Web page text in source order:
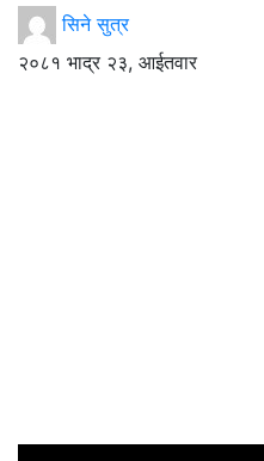
सिने सुत्र
२०८१ भाद्र २३, आईतवार